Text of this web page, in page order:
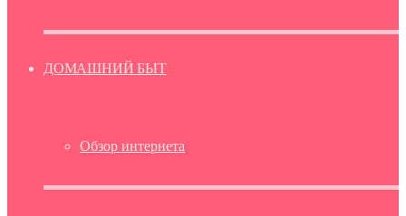
ДОМАШНИЙ БЫТ
Обзор интернета